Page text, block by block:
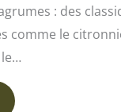
: des
comme le